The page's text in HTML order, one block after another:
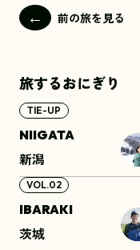
前の旅を見る
旅するおにぎり
TIE-UP
NIIGATA
新潟
VOL.02
IBARAKI
茨城